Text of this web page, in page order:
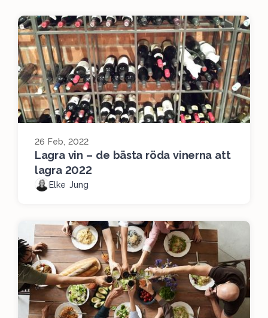
26 Feb, 2022
Lagra vin – de bästa röda vinerna att
lagra 2022
Elke Jung